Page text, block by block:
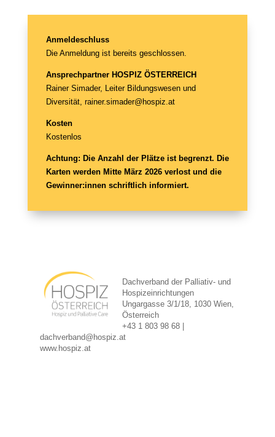
Anmeldeschluss
Die Anmeldung ist bereits geschlossen.
Ansprechpartner HOSPIZ ÖSTERREICH
Rainer Simader, Leiter Bildungswesen und
Diversität, rainer.simader@hospiz.at
Kosten
Kostenlos
Achtung: Die Anzahl der Plätze ist begrenzt. Die
Karten werden Mitte März 2026 verlost und die
Gewinner:innen schriftlich informiert.
Dachverband der Palliativ- und
Hospizeinrichtungen
Ungargasse 3/1/18, 1030 Wien,
Österreich
+43 1 803 98 68 |
dachverband@hospiz.at
www.hospiz.at